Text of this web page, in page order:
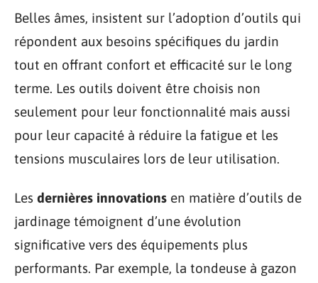
Belles âmes, insistent sur l’adoption d’outils qui
répondent aux besoins spécifiques du jardin
tout en offrant confort et efficacité sur le long
terme. Les outils doivent être choisis non
seulement pour leur fonctionnalité mais aussi
pour leur capacité à réduire la fatigue et les
tensions musculaires lors de leur utilisation.
Les dernières innovations en matière d’outils de
jardinage témoignent d’une évolution
significative vers des équipements plus
performants. Par exemple, la tondeuse à gazon